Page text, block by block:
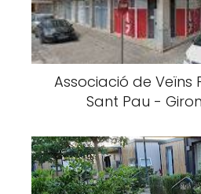
Associació de Veïns
Sant Pau -